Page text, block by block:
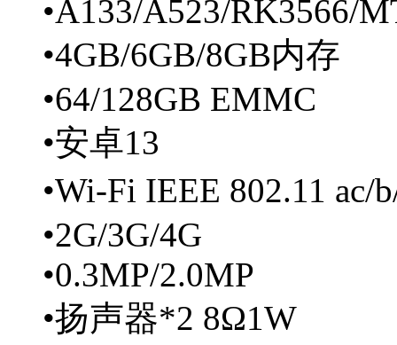
•A133/A523/RK3566/
•4GB/6GB/8GB内存
•64/128GB EMMC
•安卓13
•Wi-Fi IEEE 802.11 ac/
•2G/3G/4G
•0.3MP/2.0MP
•扬声器*2 8Ω1W